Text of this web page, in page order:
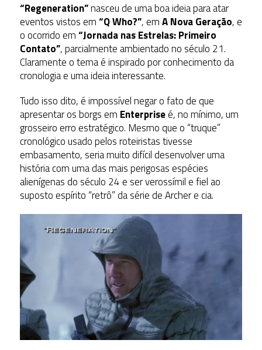
“Regeneration”nasceu de uma boa ideia para atar
eventos vistos em“Q Who?”, emA Nova Geração, e
o ocorrido em“Jornada nas Estrelas: Primeiro
Contato”, parcialmente ambientado no século 21.
Claramente o tema é inspirado por conhecimento da
cronologia e uma ideia interessante.
Tudo isso dito, é impossível negar o fato de que
apresentar os borgs em Enterpriseé, no mínimo, um
grosseiro erro estratégico. Mesmo que o “truque”
cronológico usado pelos roteiristas tivesse
embasamento, seria muito difícil desenvolver uma
história com uma das mais perigosas espécies
alienígenas do século 24 e ser verossímil e fiel ao
suposto espírito “retrô” da série de Archer e cia.